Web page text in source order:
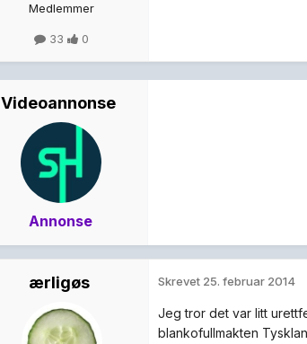
Medlemmer
33 0
Videoannonse
Annonse
ærligøs Skrevet 25. februar 2014
Jeg tror det var litt
blankofullmakten